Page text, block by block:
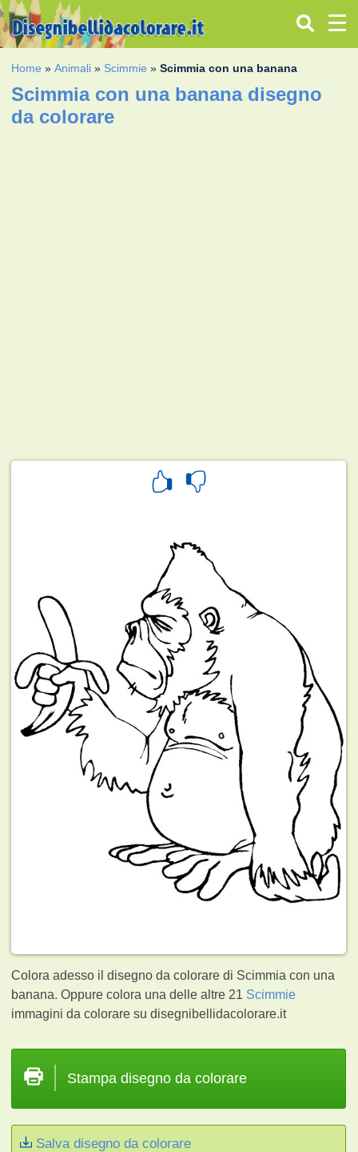
Home »Animali » Scimmie »Scimmia con una banana
Scimmia con una banana disegno
da colorare
Colora adesso il disegno da colorare di Scimmia con una
banana. Oppure colora una delle altre 21 Scimmie
immagini da colorare su disegnibellidacolorare.it
Stampa disegno da colorare
Salva disegno da colorare